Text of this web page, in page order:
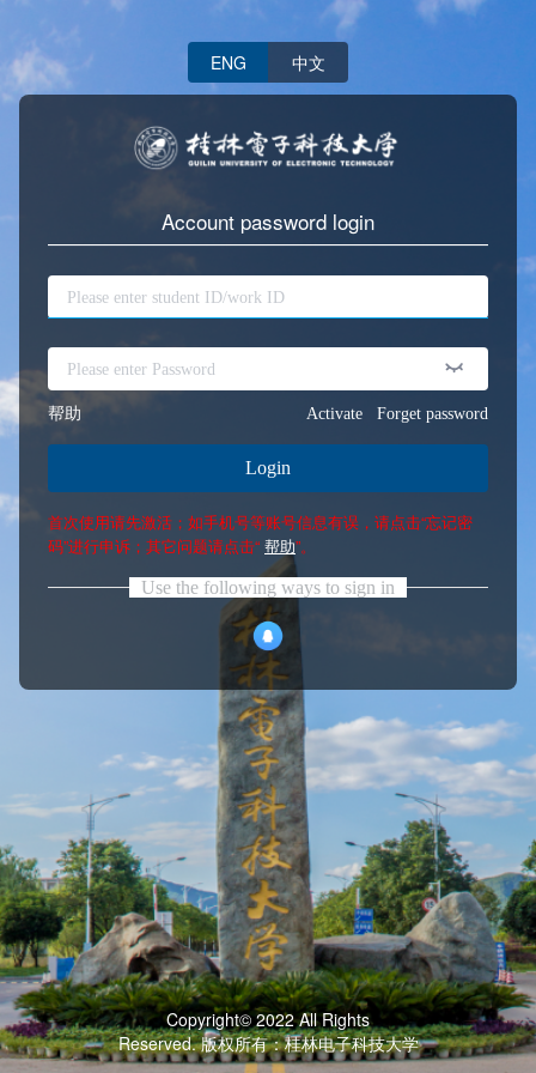
ENG 中文
Account password login
帮助 Activate Forget password
Login
首次使用请先激活；如手机号等账号信息有误，请点击“忘记密
码”进行申诉；其它问题请点击“ 帮助”。
Use the following ways to sign in
Copyright© 2022 All Rights
Reserved. 版权所有：桂林电子科技大学